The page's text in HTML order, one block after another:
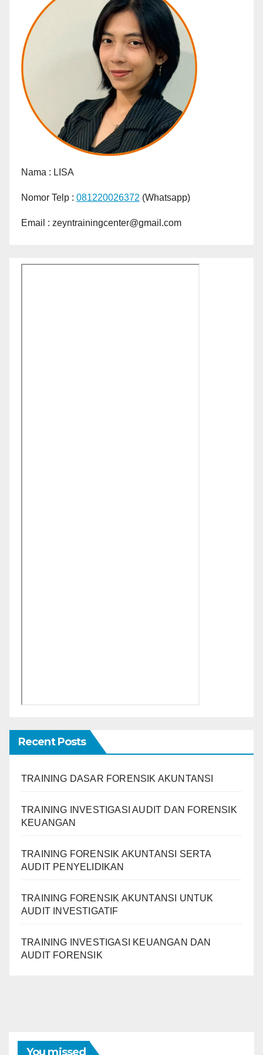
Nama : LISA
Nomor Telp : 081220026372 (Whatsapp)
Email : zeyntrainingcenter@gmail.com
Recent Posts
TRAINING DASAR FORENSIK AKUNTANSI
TRAINING INVESTIGASI AUDIT DAN FORENSIK
KEUANGAN
TRAINING FORENSIK AKUNTANSI SERTA
AUDIT PENYELIDIKAN
TRAINING FORENSIK AKUNTANSI UNTUK
AUDIT INVESTIGATIF
TRAINING INVESTIGASI KEUANGAN DAN
AUDIT FORENSIK
You missed